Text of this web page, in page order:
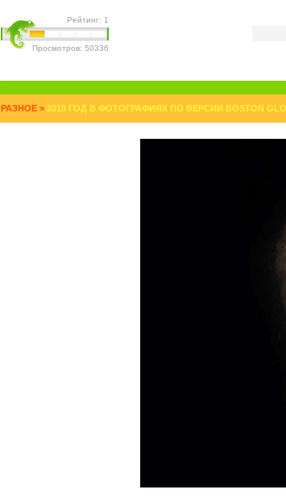
Рейтинг: 1
Просмотров: 50336
РАЗНОЕ > 2010 ГОД В ФОТОГРАФИЯХ ПО ВЕРСИИ BOSTON